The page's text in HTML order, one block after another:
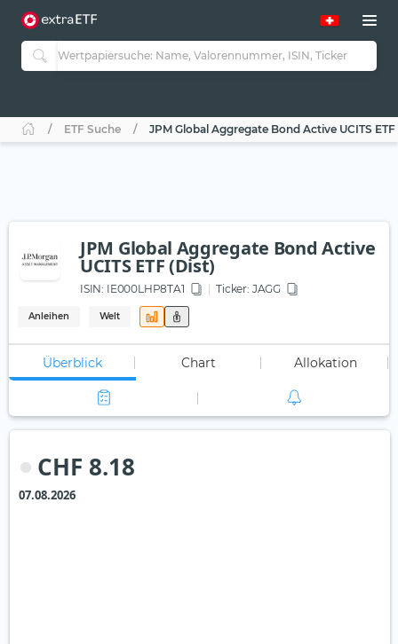
ETF Suche JPM Global Aggregate Bond Active UCITS ETF
JPM Global Aggregate Bond Active
UCITS ETF (Dist)
ISIN: IE000LHP8TA1 Ticker: JAGG
Anleihen Welt
Überblick Chart Allokation
CHF 8.18
07.08.2026